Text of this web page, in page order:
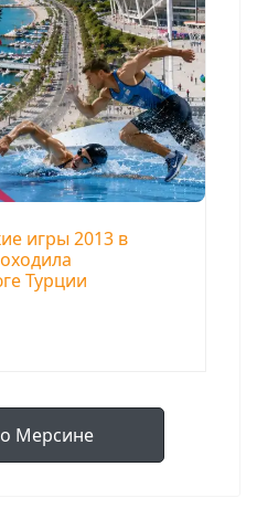
игры 2013 в
Турции
Мерсине